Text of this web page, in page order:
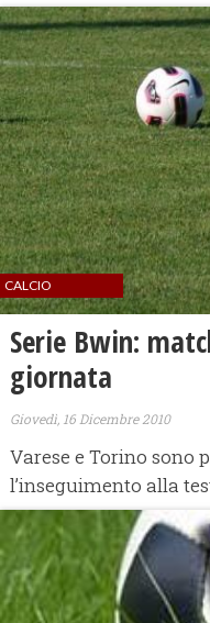
CALCIO
Serie Bwin:
giornata
Giovedì, 16 Dicembre 2010
Varese e Torino sono
l’inseguimento alla